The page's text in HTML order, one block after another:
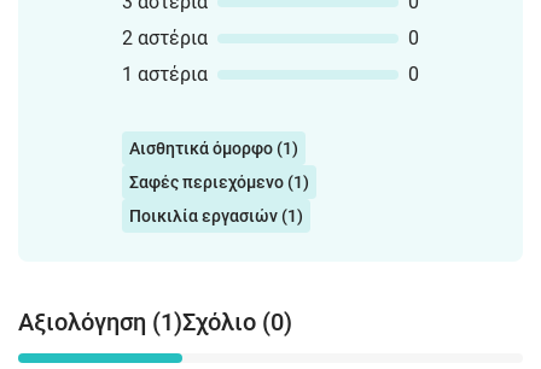
2 αστέρια
0
1 αστέρια
0
Αισθητικά όμορφο (1)
Σαφές περιεχόμενο (1)
Ποικιλία εργασιών (1)
Αξιολόγηση (1)Σχόλιο (0)